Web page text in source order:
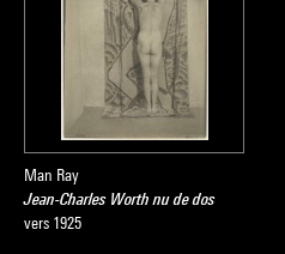
Man Ray
Jean-Charles Worth nu de dos
vers 1925